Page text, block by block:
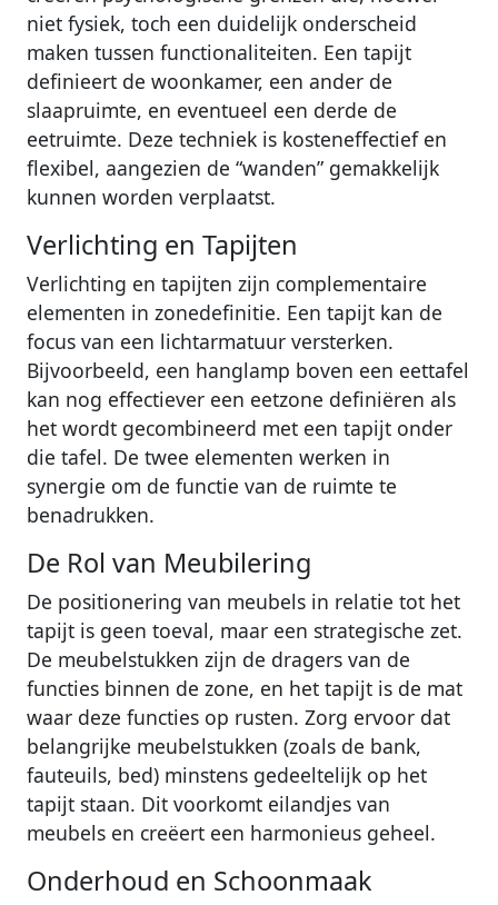
niet fysiek, toch een duidelijk onderscheid
maken tussen functionaliteiten. Een tapijt
definieert de woonkamer, een ander de
slaapruimte, en eventueel een derde de
eetruimte. Deze techniek is kosteneffectief en
flexibel, aangezien de “wanden” gemakkelijk
kunnen worden verplaatst.
Verlichting en Tapijten
Verlichting en tapijten zijn complementaire
elementen in zonedefinitie. Een tapijt kan de
focus van een lichtarmatuur versterken.
Bijvoorbeeld, een hanglamp boven een eettafel
kan nog effectiever een eetzone definiëren als
het wordt gecombineerd met een tapijt onder
die tafel. De twee elementen werken in
synergie om de functie van de ruimte te
benadrukken.
De Rol van Meubilering
De positionering van meubels in relatie tot het
tapijt is geen toeval, maar een strategische zet.
De meubelstukken zijn de dragers van de
functies binnen de zone, en het tapijt is de mat
waar deze functies op rusten. Zorg ervoor dat
belangrijke meubelstukken (zoals de bank,
fauteuils, bed) minstens gedeeltelijk op het
tapijt staan. Dit voorkomt eilandjes van
meubels en creëert een harmonieus geheel.
Onderhoud en Schoonmaak